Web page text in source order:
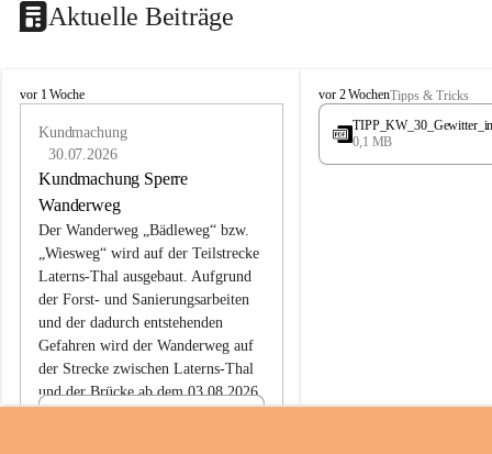
Aktuelle Beiträge
L
vor 1 Woche
Kundmachung
30.07.2026
Kundmachung Sperre
Wanderweg
Der Wanderweg „Bädleweg“ bzw.
„Wiesweg“ wird auf der Teilstrecke
Laterns-Thal ausgebaut. Aufgrund
der Forst- und Sanierungsarbeiten
und der dadurch entstehenden
Gefahren wird der Wanderweg auf
der Strecke zwischen Laterns-Thal
und der Brücke ab dem 03.08.2026
L
a
e
vor 2 WochenTipps & Tricks
0,1 MB